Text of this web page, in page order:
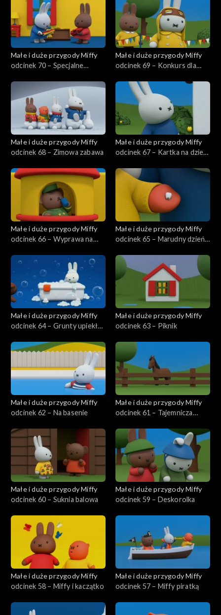
Małe i duże przygody Miffy
odcinek 70 – Specjalne
Małe i duże przygody Miffy
odcinek 69 – Konkurs dla
Małe i duże przygody Miffy
odcinek 68 – Zimowa zabawa
Małe i duże przygody Miffy
odcinek 67 – Kartka na dzień
Małe i duże przygody Miffy
odcinek 66 – Wyprawa na
Małe i duże przygody Miffy
odcinek 65 – Marudny dzień
Małe i duże przygody Miffy
odcinek 64 – Grunty upiekła
Małe i duże przygody Miffy
odcinek 63 – Piknik
Małe i duże przygody Miffy
odcinek 62 – Na basenie
Małe i duże przygody Miffy
odcinek 61 – Tajemnicza
Małe i duże przygody Miffy
odcinek 60 – Suknia balowa
Małe i duże przygody Miffy
odcinek 59 – Deskorolka
Małe i duże przygody Miffy
odcinek 58 – Miffy i kaczątko
Małe i duże przygody Miffy
odcinek 57 – Miffy piratką